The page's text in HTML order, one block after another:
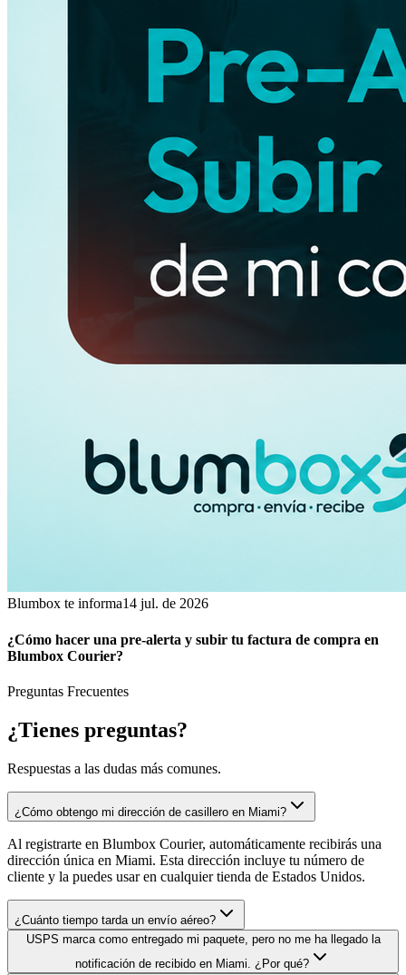
Blumbox te informa14 jul. de 2026
¿Cómo hacer una pre-alerta y subir tu factura de compra en
Blumbox Courier?
Preguntas Frecuentes
¿Tienes preguntas?
Respuestas a las dudas más comunes.
¿Cómo obtengo mi dirección de casillero en Miami?
Al registrarte en Blumbox Courier, automáticamente recibirás una
dirección única en Miami. Esta dirección incluye tu número de
cliente y la puedes usar en cualquier tienda de Estados Unidos.
¿Cuánto tiempo tarda un envío aéreo?
USPS marca como entregado mi paquete, pero no me ha llegado la
notificación de recibido en Miami. ¿Por qué?